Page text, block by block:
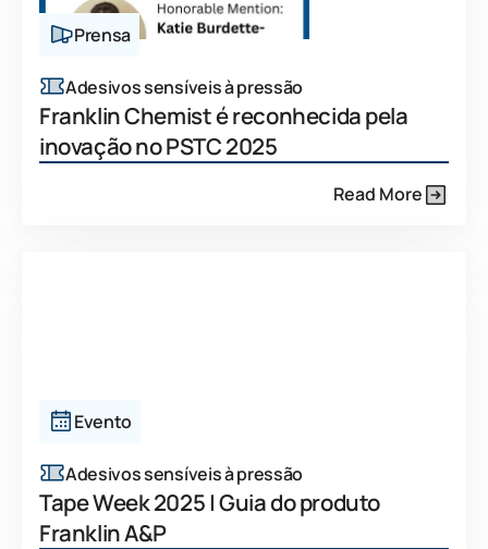
Prensa
Adesivos sensíveis à pressão
Franklin Chemist é reconhecida pela
inovação no PSTC 2025
Read More
Evento
Adesivos sensíveis à pressão
Tape Week 2025 | Guia do produto
Franklin A&P